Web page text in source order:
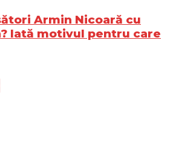
Armin Nicoară cu
Iată motivul pentru care